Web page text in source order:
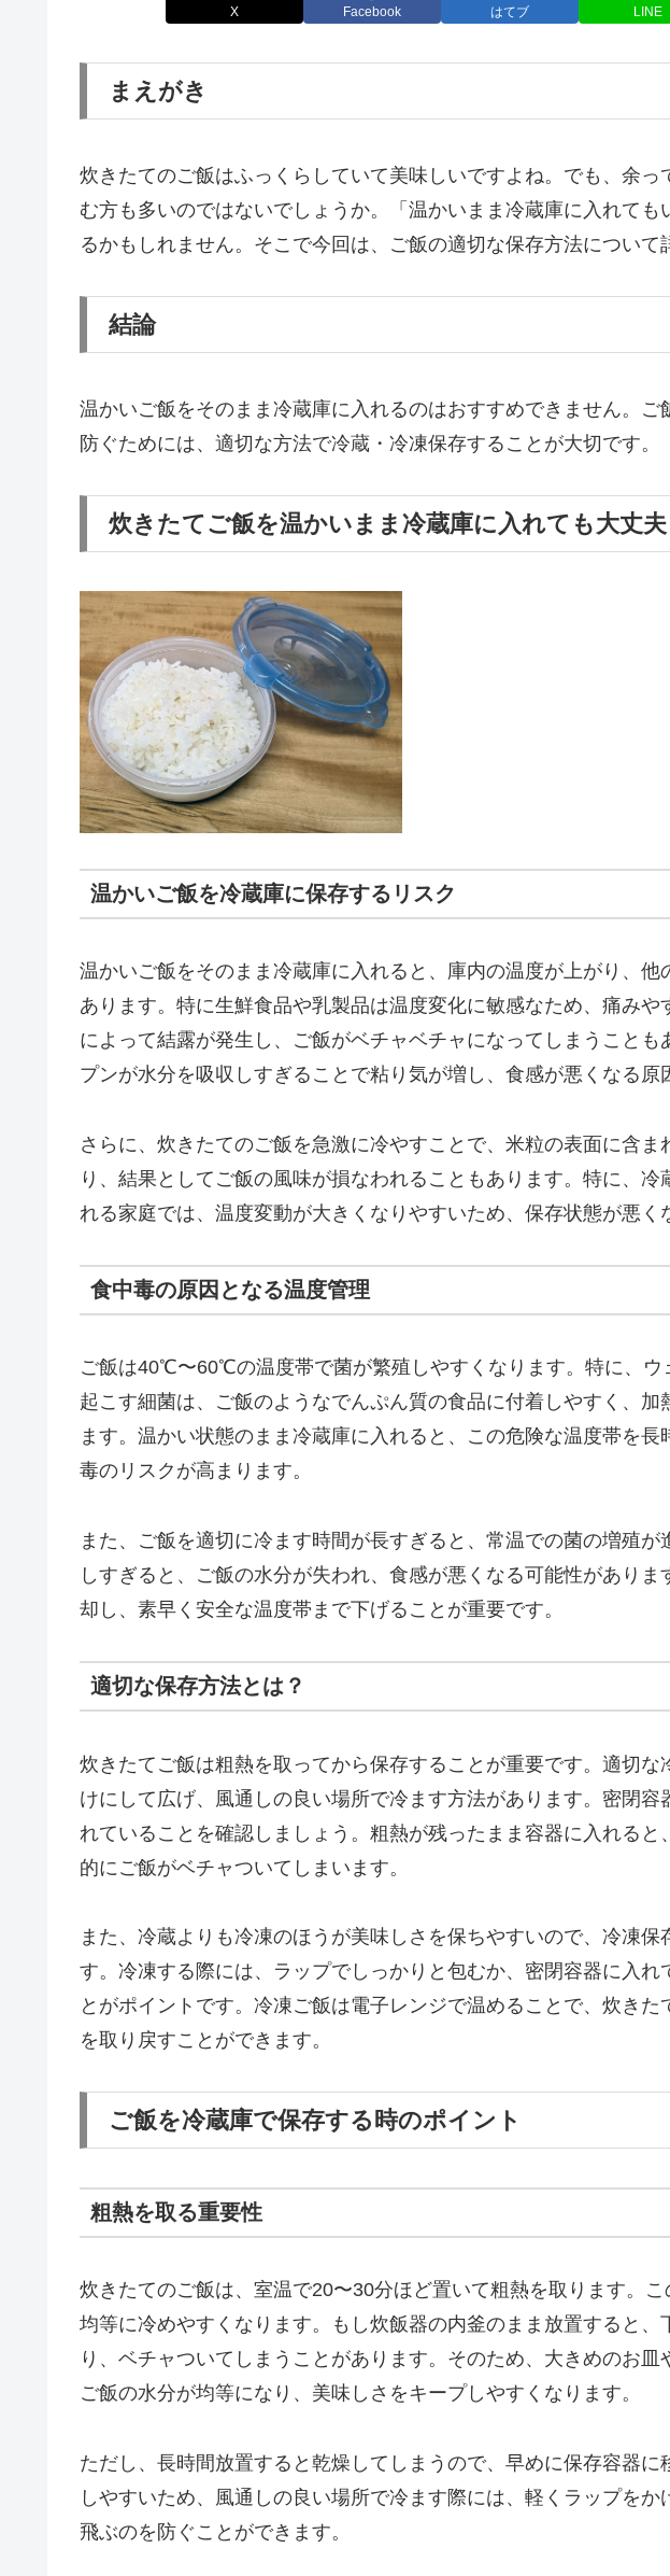
X Facebook はてブ LINE
まえがき
炊きたてのご飯はふっくらしていて美味しいですよね。でも、余っ
む方も多いのではないでしょうか。「温かいまま冷蔵庫に入れても
るかもしれません。そこで今回は、ご飯の適切な保存方法について
結論
温かいご飯をそのまま冷蔵庫に入れるのはおすすめできません。ご
防ぐためには、適切な方法で冷蔵・冷凍保存することが大切です。
炊きたてご飯を温かいまま冷蔵庫に入れても大丈夫
温かいご飯を冷蔵庫に保存するリスク
温かいご飯をそのまま冷蔵庫に入れると、庫内の温度が上がり、
あります。特に生鮮食品や乳製品は温度変化に敏感なため、痛み
によって結露が発生し、ご飯がベチャベチャになってしまうことも
プンが水分を吸収しすぎることで粘り気が増し、食感が悪くなる原
さらに、炊きたてのご飯を急激に冷やすことで、米粒の表面に含ま
り、結果としてご飯の風味が損なわれることもあります。特に、
れる家庭では、温度変動が大きくなりやすいため、保存状態が悪く
食中毒の原因となる温度管理
ご飯は40℃〜60℃の温度帯で菌が繁殖しやすくなります。特に、ウ
起こす細菌は、ご飯のようなでんぷん質の食品に付着しやすく、加
ます。温かい状態のまま冷蔵庫に入れると、この危険な温度帯を長
毒のリスクが高まります。
また、ご飯を適切に冷ます時間が長すぎると、常温での菌の増殖
しすぎると、ご飯の水分が失われ、食感が悪くなる可能性があり
却し、素早く安全な温度帯まで下げることが重要です。
適切な保存方法とは？
炊きたてご飯は粗熱を取ってから保存することが重要です。適切な
けにして広げ、風通しの良い場所で冷ます方法があります。密閉容
れていることを確認しましょう。粗熱が残ったまま容器に入れると
的にご飯がベチャついてしまいます。
また、冷蔵よりも冷凍のほうが美味しさを保ちやすいので、冷凍
す。冷凍する際には、ラップでしっかりと包むか、密閉容器に入れ
とがポイントです。冷凍ご飯は電子レンジで温めることで、炊き
を取り戻すことができます。
ご飯を冷蔵庫で保存する時のポイント
粗熱を取る重要性
炊きたてのご飯は、室温で20〜30分ほど置いて粗熱を取ります。こ
均等に冷めやすくなります。もし炊飯器の内釜のまま放置すると、
り、ベチャついてしまうことがあります。そのため、大きめのお皿
ご飯の水分が均等になり、美味しさをキープしやすくなります。
ただし、長時間放置すると乾燥してしまうので、早めに保存容器に
しやすいため、風通しの良い場所で冷ます際には、軽くラップを
飛ぶのを防ぐことができます。